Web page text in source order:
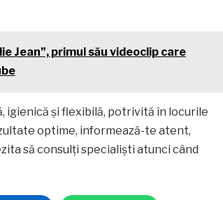
Jean”, primul său videoclip care
igienică și flexibilă, potrivită în locurile
optime, informează-te atent,
să consulți specialiști atunci când